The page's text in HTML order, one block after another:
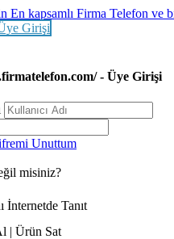
Girişi
- Üye Girişi
Unuttum
misiniz?
İnternetde Tanıt
| Ürün Sat